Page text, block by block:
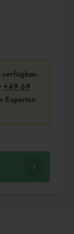
verfügbar.
+49 69
Experten